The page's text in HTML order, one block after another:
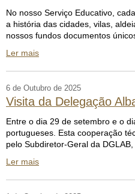
No nosso Serviço Educativo,
a história das cidades, vilas,
nossos fundos documentos
Ler mais
6 de Outubro de 2025
Visita da Delegação
Entre o dia 29 de setembro e o
portugueses. Esta cooperação
pelo Subdiretor-Geral da
Ler mais